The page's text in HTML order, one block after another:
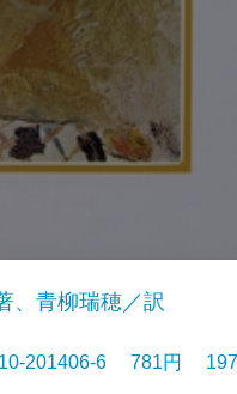
、青柳瑞穂／訳
201406-6 781円